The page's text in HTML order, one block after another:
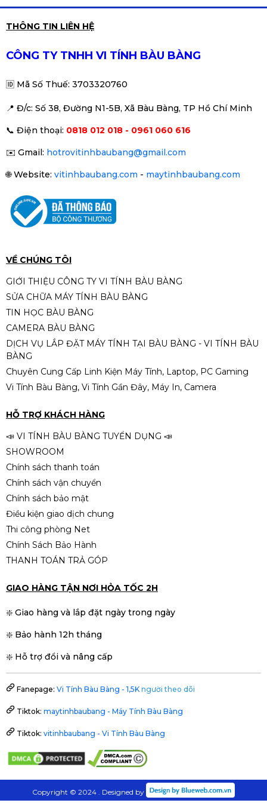
Phù hợp sử dụng
✔ Stream game / làm nội dung
Warzone
950.000đ 990.000đ
750Ti 2GB DDR5 2 Fan (QSD)
Card màn hình MSI GeForce GTX
1050Ti 4GB GDDR5 (QSD)
WINDFORCE MAX OC 8GB
(N5060WF2MAX OC-8GD)
THÔNG TIN LIÊN HỆ
CÔNG TY TNHH VI TÍNH BÀU BÀNG
🆔 Mã Số Thuế: 3703320760
📍 Đ/c: Số 38, Đường N1-5B, Xã Bàu Bàng, TP Hồ Chí Minh
📞 Điện thoại: 0818 012 018 - 0961 060 616
✉️ Gmail: hotrovitinhbaubang@gmail.com
🌐Website: vitinhbaubang.com - maytinhbaubang.com
VỀ CHÚNG TÔI
GIỚI THIỆU CÔNG TY VI TÍNH BÀU BÀNG
SỬA CHỮA MÁY TÍNH BÀU BÀNG
TIN HỌC BÀU BÀNG
CAMERA BÀU BÀNG
DỊCH VỤ LẮP ĐẶT MÁY TÍNH TẠI BÀU BÀNG - VI TÍNH BÀU
BÀNG
Chuyên Cung Cấp Linh Kiện Máy Tính, Laptop, PC Gaming
Vi Tính Bàu Bàng, Vi Tính Gần Đây, Máy In, Camera
HỖ TRỢ KHÁCH HÀNG
📣 VI TÍNH BÀU BÀNG TUYỂN DỤNG 📣
SHOWROOM
Chính sách thanh toán
Chính sách vận chuyển
Chính sách bảo mật
Điều kiện giao dịch chung
Thi công phòng Net
Chính Sách Bảo Hành
THANH TOÁN TRẢ GÓP
GIAO HÀNG TẬN NƠI HỎA TỐC 2H
❇️ Giao hàng và lắp đặt ngày trong ngày
❇️ Bảo hành 12h tháng
❇️ Hỗ trợ đổi và nâng cấp
Fanepage: Vi Tính Bàu Bàng - 1,5K người theo dõi
Tiktok: maytinhbaubang - Máy Tính Bàu Bàng
Tiktok: vitinhbaubang - Vi Tính Bàu Bàng
Copyright © 2024 . Designed by